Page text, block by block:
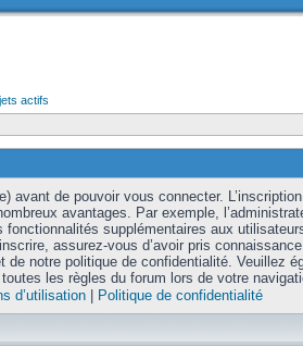
actifs
avant de pouvoir vous connecter.
avantages. Par exemple,
fonctionnalités supplémentaires aux
assurez-vous d’avoir pris
de notre politique de confidentialité. Veuillez
les règles du forum lors de votre
d’utilisation| Politique de confidentialité